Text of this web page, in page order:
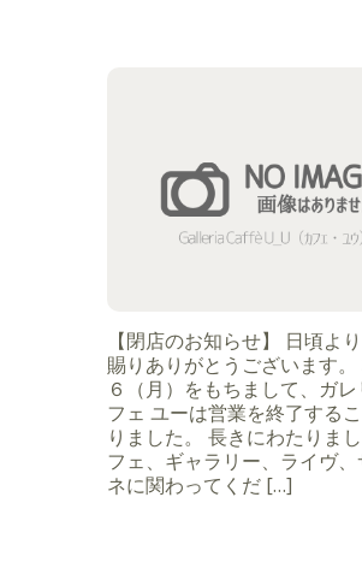
【閉店のお知らせ】 日頃よ
賜りありがとうございます
６（月）をもちまして、ガレ
フェ ユーは営業を終了する
りました。 長きにわたりま
フェ、ギャラリー、ライヴ、
ネに関わってくだ […]